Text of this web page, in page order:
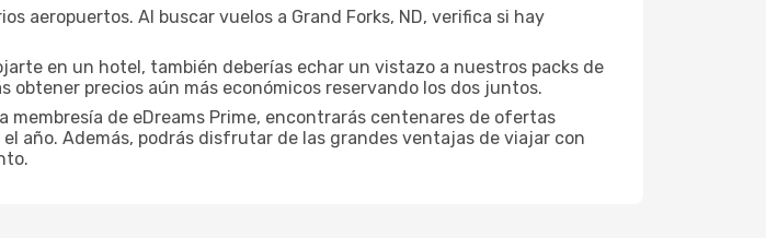
aeropuertos. Al buscar vuelos a Grand Forks, ND, verifica si hay
en un hotel, también deberías echar un vistazo a nuestros packs de
obtener precios aún más económicos reservando los dos juntos.
membresía de eDreams Prime, encontrarás centenares de ofertas
año. Además, podrás disfrutar de las grandes ventajas de viajar con